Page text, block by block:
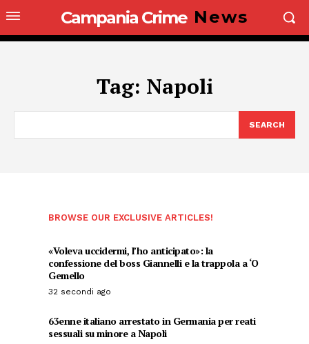
Campania Crime News
Tag: Napoli
SEARCH
BROWSE OUR EXCLUSIVE ARTICLES!
«Voleva uccidermi, l’ho anticipato»: la
confessione del boss Giannelli e la trappola a ‘O
Gemello
32 secondi ago
63enne italiano arrestato in Germania per reati
sessuali su minore a Napoli